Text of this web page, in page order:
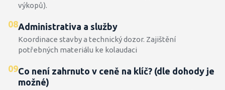
výkopů).
08Administrativa a služby
Koordinace stavby a technický dozor. Zajištění
potřebných materiálu ke kolaudaci
09Co není zahrnuto v ceně na klíč? (dle dohody je
možné)